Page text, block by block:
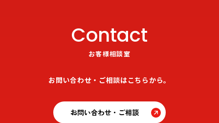
Contact
お客様相談室
お問い合わせ・ご相談はこちらから。
お問い合わせ・ご相談